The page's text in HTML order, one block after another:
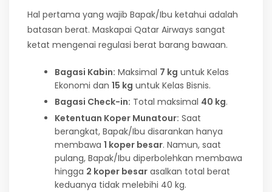
Hal pertama yang wajib Bapak/Ibu ketahui adalah
batasan berat. Maskapai Qatar Airways sangat
ketat mengenai regulasi berat barang bawaan.
Bagasi Kabin: Maksimal 7 kg untuk Kelas
Ekonomi dan 15 kg untuk Kelas Bisnis.
Bagasi Check-in: Total maksimal 40 kg.
Ketentuan Koper Munatour: Saat
berangkat, Bapak/Ibu disarankan hanya
membawa 1 koper besar. Namun, saat
pulang, Bapak/Ibu diperbolehkan membawa
hingga 2 koper besar asalkan total berat
keduanya tidak melebihi 40 kg.